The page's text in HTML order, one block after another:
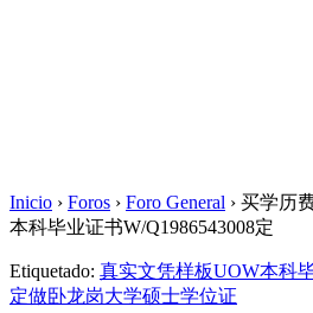
Inicio › Foros › Foro General › 买学历
本科毕业证书W/Q1986543008定
Etiquetado: 真实文凭样板UOW本科
定做卧龙岗大学硕士学位证